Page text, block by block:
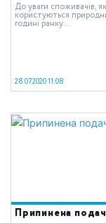
До уваги споживачів,
користуються
годині ранку...
28.07.2020 11:08
Припинена